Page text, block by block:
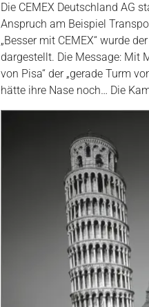
Die CEMEX Deutschland AG
Anspruch am Beispiel
„Besser mit CEMEX“ wurde
dargestellt. Die Message: Mit
von Pisa“ der „gerade Turm
hätte ihre Nase noch… Die